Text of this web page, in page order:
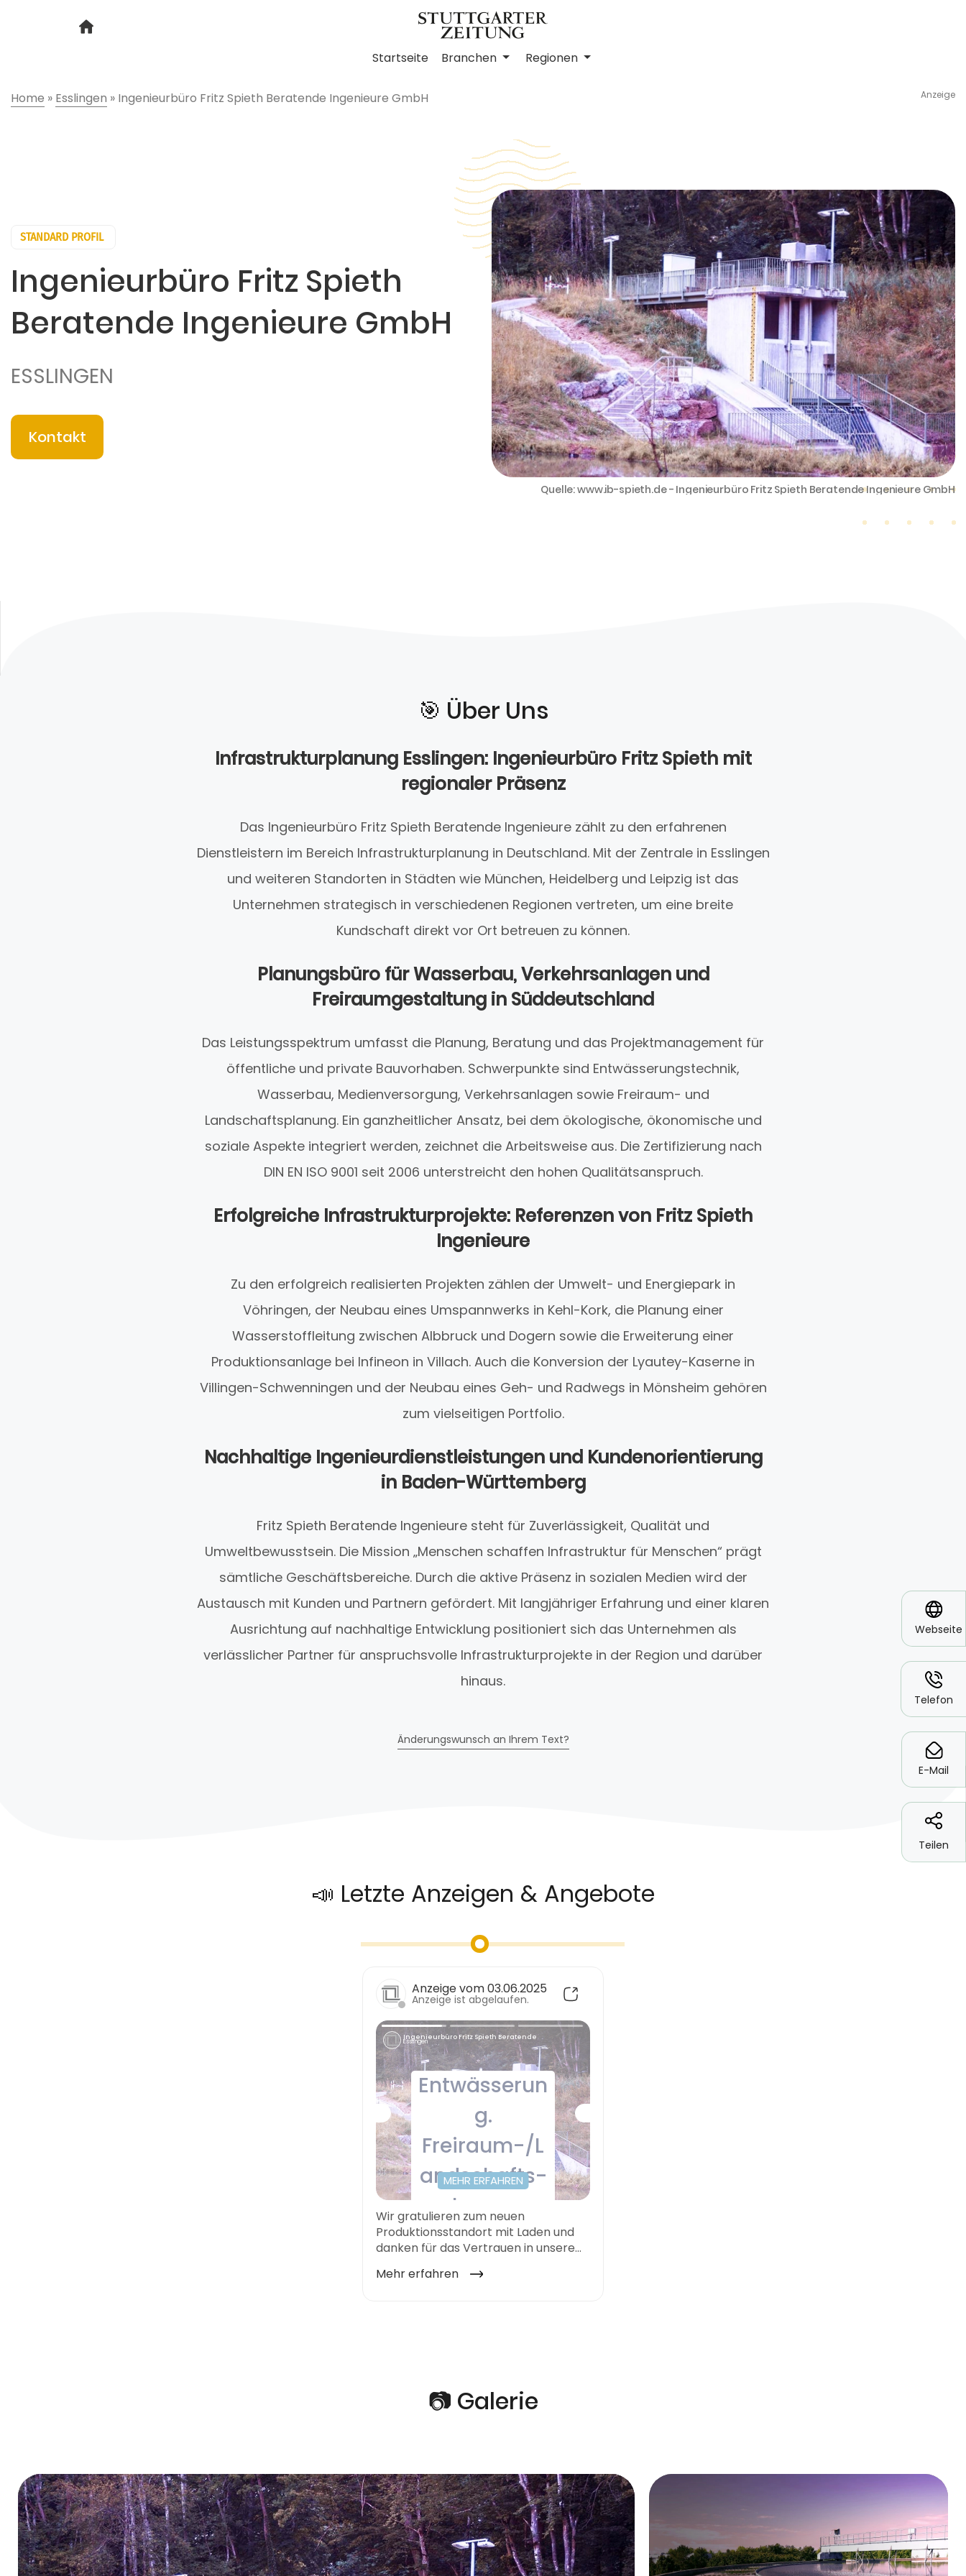
Startseite Branchen Regionen
Home » Esslingen » Ingenieurbüro Fritz Spieth Beratende Ingenieure GmbH Anzeige
Webseite
Telefon
E-Mail
Teilen
STANDARD PROFIL
Ingenieurbüro Fritz Spieth
Beratende Ingenieure GmbH
ESSLINGEN
Kontakt
Quelle: www.ib-spieth.de - Ingenieurbüro Fritz Spieth Beratende Ingenieure GmbH
🎯️ Über Uns
Infrastrukturplanung Esslingen: Ingenieurbüro Fritz Spieth mit
regionaler Präsenz
Das Ingenieurbüro Fritz Spieth Beratende Ingenieure zählt zu den erfahrenen
Dienstleistern im Bereich Infrastrukturplanung in Deutschland. Mit der Zentrale in Esslingen
und weiteren Standorten in Städten wie München, Heidelberg und Leipzig ist das
Unternehmen strategisch in verschiedenen Regionen vertreten, um eine breite
Kundschaft direkt vor Ort betreuen zu können.
Planungsbüro für Wasserbau, Verkehrsanlagen und
Freiraumgestaltung in Süddeutschland
Das Leistungsspektrum umfasst die Planung, Beratung und das Projektmanagement für
öffentliche und private Bauvorhaben. Schwerpunkte sind Entwässerungstechnik,
Wasserbau, Medienversorgung, Verkehrsanlagen sowie Freiraum- und
Landschaftsplanung. Ein ganzheitlicher Ansatz, bei dem ökologische, ökonomische und
soziale Aspekte integriert werden, zeichnet die Arbeitsweise aus. Die Zertifizierung nach
DIN EN ISO 9001 seit 2006 unterstreicht den hohen Qualitätsanspruch.
Erfolgreiche Infrastrukturprojekte: Referenzen von Fritz Spieth
Ingenieure
Zu den erfolgreich realisierten Projekten zählen der Umwelt- und Energiepark in
Vöhringen, der Neubau eines Umspannwerks in Kehl-Kork, die Planung einer
Wasserstoffleitung zwischen Albbruck und Dogern sowie die Erweiterung einer
Produktionsanlage bei Infineon in Villach. Auch die Konversion der Lyautey-Kaserne in
Villingen-Schwenningen und der Neubau eines Geh- und Radwegs in Mönsheim gehören
zum vielseitigen Portfolio.
Nachhaltige Ingenieurdienstleistungen und Kundenorientierung
in Baden-Württemberg
Fritz Spieth Beratende Ingenieure steht für Zuverlässigkeit, Qualität und
Umweltbewusstsein. Die Mission „Menschen schaffen Infrastruktur für Menschen“ prägt
sämtliche Geschäftsbereiche. Durch die aktive Präsenz in sozialen Medien wird der
Austausch mit Kunden und Partnern gefördert. Mit langjähriger Erfahrung und einer klaren
Ausrichtung auf nachhaltige Entwicklung positioniert sich das Unternehmen als
verlässlicher Partner für anspruchsvolle Infrastrukturprojekte in der Region und darüber
hinaus.
Änderungswunsch an Ihrem Text?
📷 Galerie